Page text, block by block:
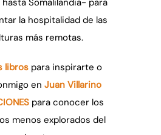
hasta Somalilandia- para
la hospitalidad de las
más remotas.
libros para inspirarte o
en Juan Villarino
para conocer los
menos explorados del